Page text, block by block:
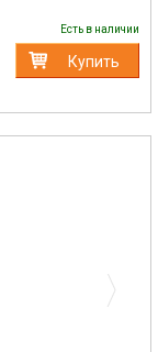
Есть в наличии
Купить